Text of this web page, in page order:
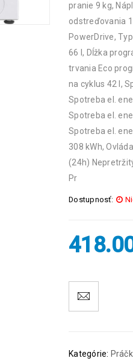
pranie 9 kg,
odstreďovania
PowerDrive,
66 l, Dĺžka
trvania Eco
na cyklus 42 l,
Spotreba el.
Spotreba el.
Spotreba el.
308 kWh,
(24h)
Pr
Dostupnosť:
Kategórie: